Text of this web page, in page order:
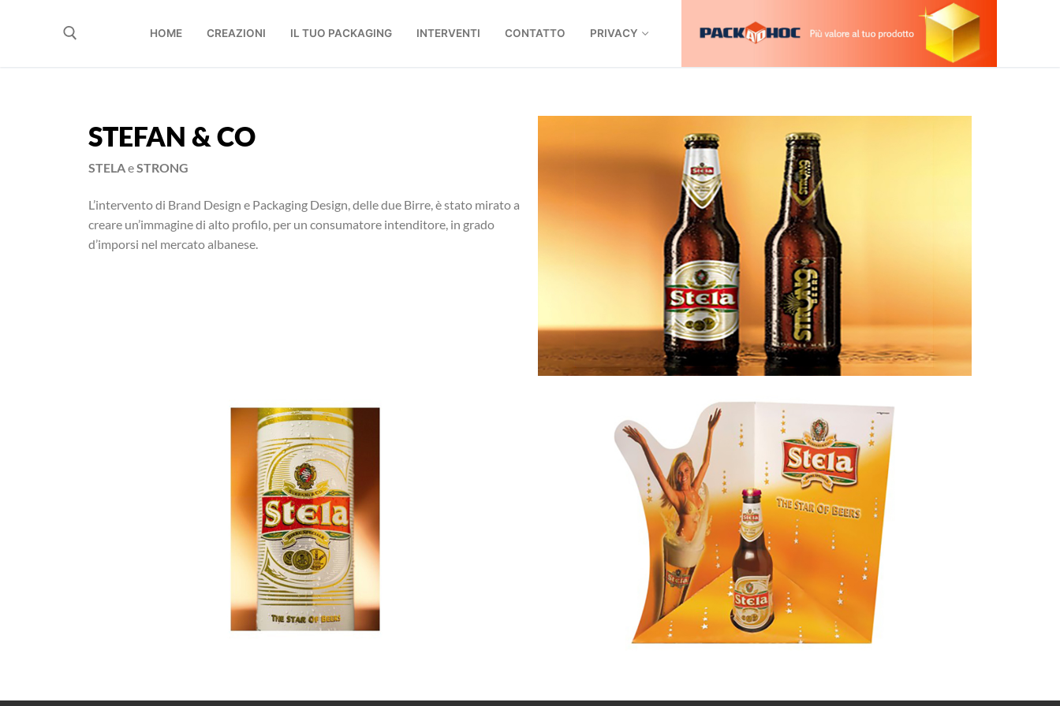
HOME CREAZIONI IL TUO PACKAGING INTERVENTI CONTATTO PRIVACY
STEFAN & CO
STELAeSTRONG
L’intervento di Brand Design e Packaging Design, delle due Birre, è stato mirato a
creare un’immagine di alto profilo, per un consumatore intenditore, in grado
d’imporsi nel mercato albanese.